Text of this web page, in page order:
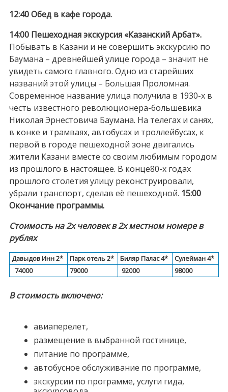
12:40 Обед в кафе города.
14:00 Пешеходная экскурсия «Казанский Арбат».
Побывать в Казани и не совершить экскурсию по
Баумана – древнейшей улице города – значит не
увидеть самого главного. Одно из старейших
названий этой улицы – Большая Проломная.
Современное название улица получила в 1930-х в
честь известного революционера-большевика
Николая Эрнестовича Баумана. На телегах и санях,
в конке и трамваях, автобусах и троллейбусах, к
первой в городе пешеходной зоне двигались
жители Казани вместе со своим любимым городом
из прошлого в настоящее. В конце80-х годах
прошлого столетия улицу реконструировали,
убрали транспорт, сделав её пешеходной. 15:00
Окончание программы.
Стоимость на 2х человек в 2х местном номере в
рублях
Давыдов Инн 2* Парк отель 2* Биляр Палас 4*
Сулейман 4*
74000
79000 92000 98000
В стоимость включено:
авиаперелет,
размещение в выбранной гостинице,
питание по программе,
автобусное обслуживание по программе,
экскурсии по программе, услуги гида,